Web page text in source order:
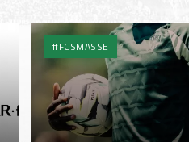
#FCSMASSE